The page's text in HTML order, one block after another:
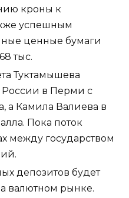
кроны к
успешным
ценные бумаги
тыс.
Туктамышева
России в Перми с
а Камила Валиева в
Пока поток
между государством
депозитов будет
валютном рынке.